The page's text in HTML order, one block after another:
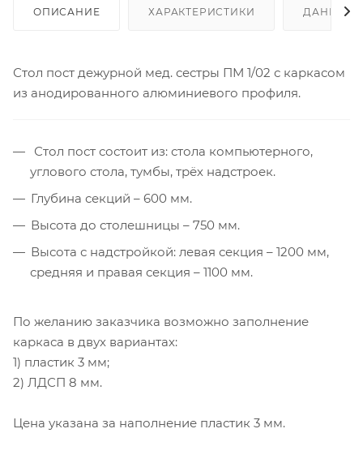
ОПИСАНИЕ ХАРАКТЕРИСТИКИ ДАННЫЕ
Стол пост дежурной мед. сестры ПМ 1/02 с каркасом
из анодированного алюминиевого профиля.
Стол пост состоит из: стола компьютерного,
углового стола, тумбы, трёх надстроек.
Глубина секций – 600 мм.
Высота до столешницы – 750 мм.
Высота с надстройкой: левая секция – 1200 мм,
средняя и правая секция – 1100 мм.
По желанию заказчика возможно заполнение
каркаса в двух вариантах:
1) пластик 3 мм;
2) ЛДСП 8 мм.
Цена указана за наполнение пластик 3 мм.